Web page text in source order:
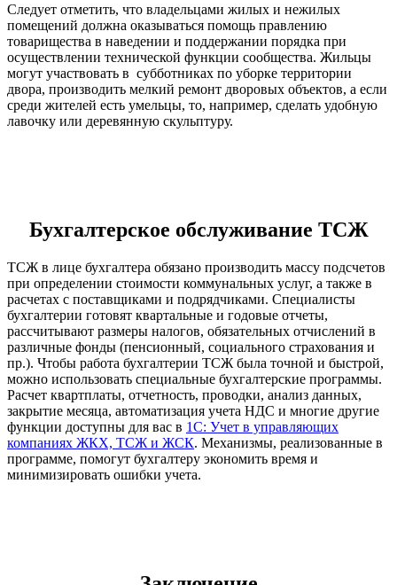
Следует отметить, что владельцами жилых и нежилых
помещений должна оказываться помощь правлению
товарищества в наведении и поддержании порядка при
осуществлении технической функции сообщества. Жильцы
могут участвовать в субботниках по уборке территории
двора, производить мелкий ремонт дворовых объектов, а если
среди жителей есть умельцы, то, например, сделать удобную
лавочку или деревянную скульптуру.
Бухгалтерское обслуживание ТСЖ
ТСЖ в лице бухгалтера обязано производить массу подсчетов
при определении стоимости коммунальных услуг, а также в
расчетах с поставщиками и подрядчиками. Специалисты
бухгалтерии готовят квартальные и годовые отчеты,
рассчитывают размеры налогов, обязательных отчислений в
различные фонды (пенсионный, социального страхования и
пр.). Чтобы работа бухгалтерии ТСЖ была точной и быстрой,
можно использовать специальные бухгалтерские программы.
Расчет квартплаты, отчетность, проводки, анализ данных,
закрытие месяца, автоматизация учета НДС и многие другие
функции доступны для вас в 1С: Учет в управляющих
компаниях ЖКХ, ТСЖ и ЖСК. Механизмы, реализованные в
программе, помогут бухгалтеру экономить время и
минимизировать ошибки учета.